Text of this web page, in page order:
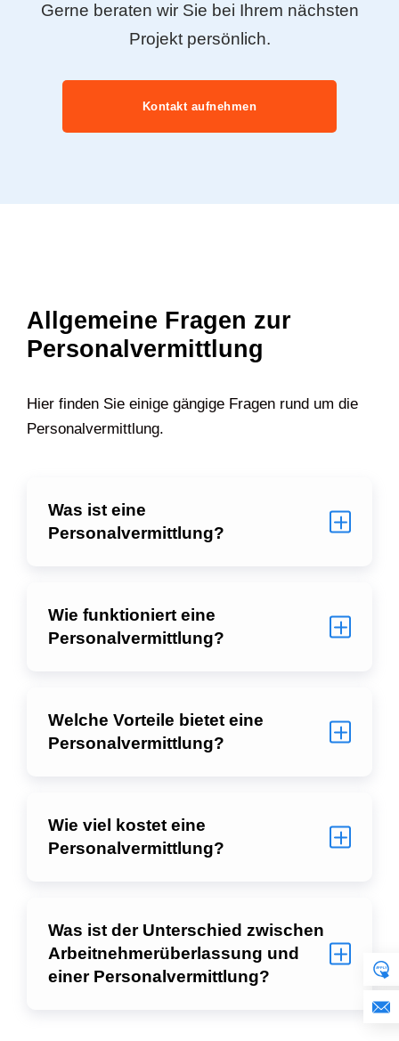
Gerne beraten wir Sie bei Ihrem nächsten
Projekt persönlich.
Kontakt aufnehmen
Allgemeine Fragen zur
Personalvermittlung
Hier finden Sie einige gängige Fragen rund um die
Personalvermittlung.
Was ist eine
Personalvermittlung?
Wie funktioniert eine
Personalvermittlung?
Welche Vorteile bietet eine
Personalvermittlung?
Wie viel kostet eine
Personalvermittlung?
Was ist der Unterschied zwischen
Arbeitnehmerüberlassung und
einer Personalvermittlung?